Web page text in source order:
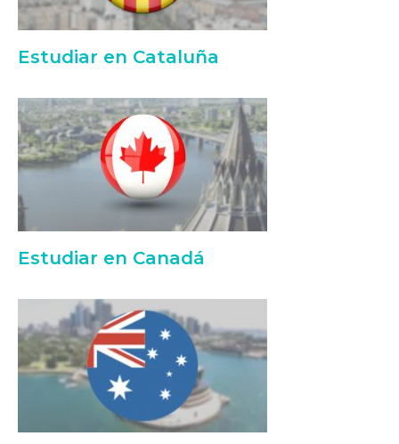
Estudiar en Cataluña
Estudiar en Canadá